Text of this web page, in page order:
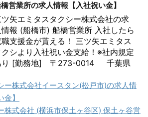
営業所の求人情報【入社祝い金】
ツ矢エミタスタクシー株式会社の求
情報 (船橋市) 船橋営業所 入社したら
職支援金が貰える！ 三ツ矢エミタス
クシより入社祝い金支給！※社内規定
り [勤務地] 〒273-0014 千葉県
ー株式会社イースタン(松戸市)の求人情
】
株式会社 (横浜市保土ヶ谷区) 保土ヶ谷営